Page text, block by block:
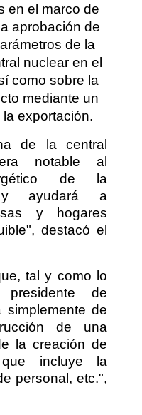
en el marco de
aprobación de
de la
nuclear en el
como sobre la
mediante un
exportación.
de la central
notable al
de la
y ayudará a
y hogares
destacó el
tal y como lo
de
simplemente de
de una
la creación de
incluye la
personal, etc.",